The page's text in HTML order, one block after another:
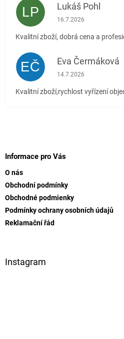
LP Lukáš Pohl
Hodnocení obchodu
16.7.2026
Kvalitní zboží, dobrá cena a
EČ Eva Čermáková
Hodnocení obchodu
14.7.2026
Kvalitní zboží,rychlost vyřízení
Informace pro Vás
O nás
Obchodní podmínky
Obchodné podmienky
Podmínky ochrany osobních údajů
Reklamační řád
Instagram